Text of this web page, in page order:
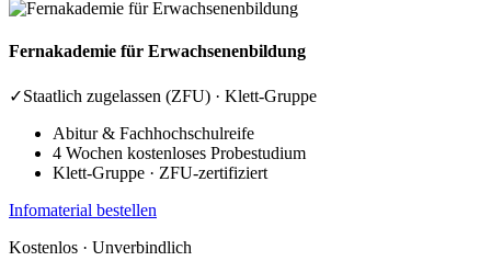
Fernakademie für Erwachsenenbildung
✓Staatlich zugelassen (ZFU) · Klett-Gruppe
Abitur & Fachhochschulreife
4 Wochen kostenloses Probestudium
Klett-Gruppe · ZFU-zertifiziert
Infomaterial bestellen
Kostenlos · Unverbindlich